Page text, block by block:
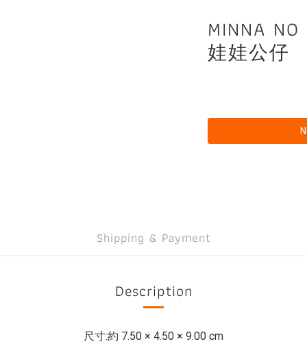
MINNA
娃娃公仔
Shipping & Payment
Description
尺寸:約 7.50 × 4.50 × 9.00 cm